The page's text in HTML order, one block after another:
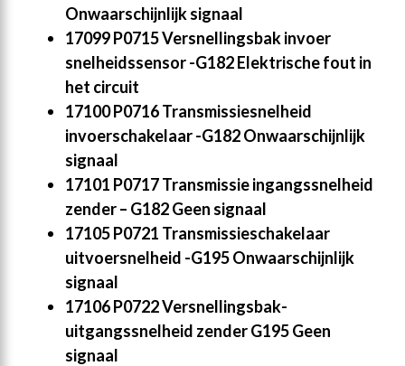
Onwaarschijnlijk signaal
17099 P0715 Versnellingsbak invoer
snelheidssensor -G182 Elektrische fout in
het circuit
17100 P0716 Transmissiesnelheid
invoerschakelaar -G182 Onwaarschijnlijk
signaal
17101 P0717 Transmissie ingangssnelheid
zender – G182 Geen signaal
17105 P0721 Transmissieschakelaar
uitvoersnelheid -G195 Onwaarschijnlijk
signaal
17106 P0722 Versnellingsbak-
uitgangssnelheid zender G195 Geen
signaal